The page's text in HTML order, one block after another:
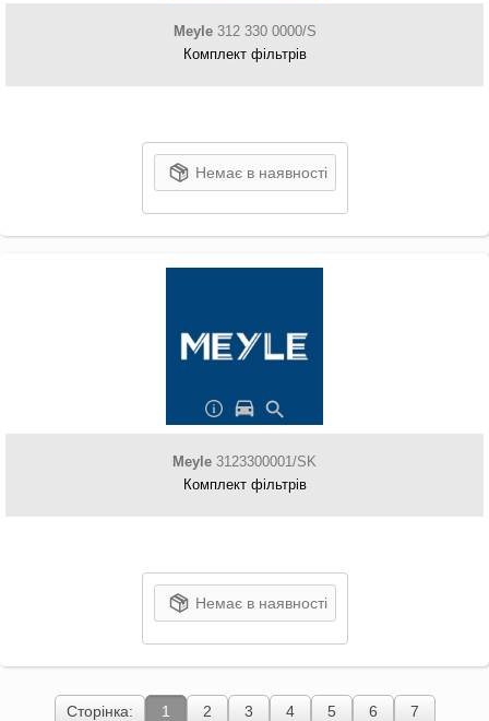
Meyle312 330 0000/S
Комплект фільтрів
Немає в наявності
Meyle 3123300001/SK
Комплект фільтрів
Немає в наявності
Сторінка: 1 2 3 4 5 6 7